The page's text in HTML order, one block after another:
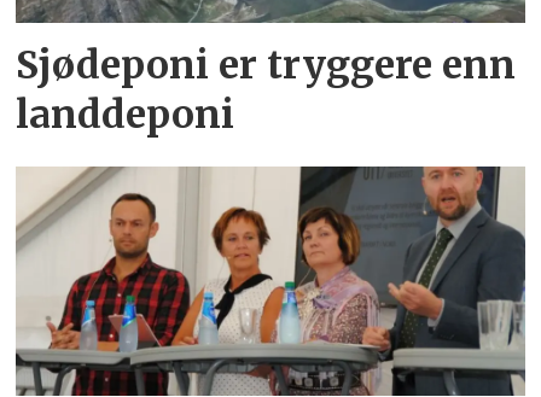
Sjødeponi er tryggere enn
landdeponi